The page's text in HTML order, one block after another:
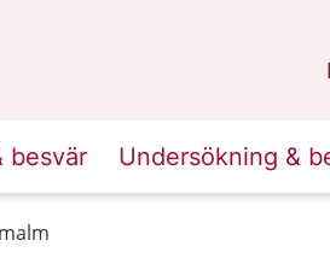
besvär Undersökning &